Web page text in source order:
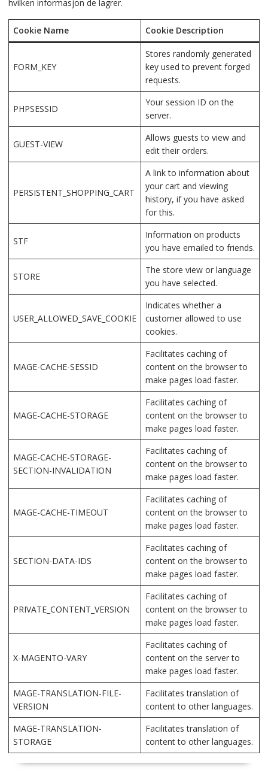
hvilken informasjon de lagrer.
Cookie Name Cookie Description
FORM_KEY
Stores randomly generated
key used to prevent forged
requests.
PHPSESSID
Your session ID on the
server.
GUEST-VIEW
Allows guests to view and
edit their orders.
PERSISTENT_SHOPPING_CART
A link to information about
your cart and viewing
history, if you have asked
for this.
STF
Information on products
you have emailed to friends.
STORE
The store view or language
you have selected.
USER_ALLOWED_SAVE_COOKIE
Indicates whether a
customer allowed to use
cookies.
MAGE-CACHE-SESSID
Facilitates caching of
content on the browser to
make pages load faster.
MAGE-CACHE-STORAGE
Facilitates caching of
content on the browser to
make pages load faster.
MAGE-CACHE-STORAGE-
SECTION-INVALIDATION
Facilitates caching of
content on the browser to
make pages load faster.
MAGE-CACHE-TIMEOUT
Facilitates caching of
content on the browser to
make pages load faster.
SECTION-DATA-IDS
Facilitates caching of
content on the browser to
make pages load faster.
PRIVATE_CONTENT_VERSION
Facilitates caching of
content on the browser to
make pages load faster.
X-MAGENTO-VARY
Facilitates caching of
content on the server to
make pages load faster.
MAGE-TRANSLATION-FILE-
VERSION
Facilitates translation of
content to other languages.
MAGE-TRANSLATION-
STORAGE
Facilitates translation of
content to other languages.